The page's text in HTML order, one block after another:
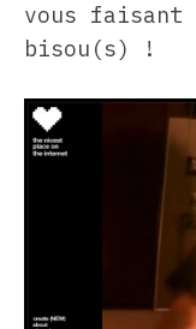
vous
bisou(s) !